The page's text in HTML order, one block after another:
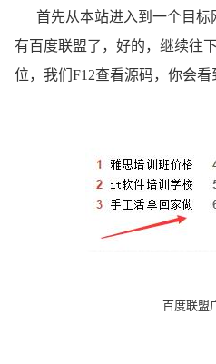
首先从本站进入到一个目标
有百度联盟了，好的，继续往
位，我们F12查看源码，你会看
百度联盟